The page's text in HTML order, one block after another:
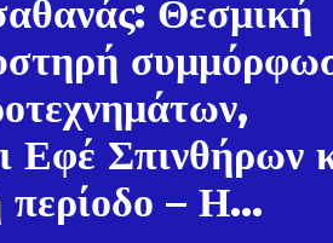
Θεσμική
Εφέ Σπινθήρων
περίοδο – Η...